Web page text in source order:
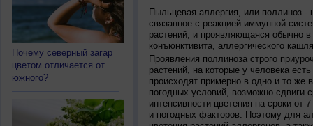
Почему северный загар
цветом отличается от
южного?
Пыльцевая аллергия, или поллиноз -
связанное с реакцией иммунной
растений, и проявляющаяся обычно
конъюнктивита, аллергического
Проявления поллиноза строго
растений, на которые у человека
происходят примерно в одно и то же
погодных условий, возможно сдвиги
интенсивности цветения на сроки от
и погодных факторов. Поэтому для